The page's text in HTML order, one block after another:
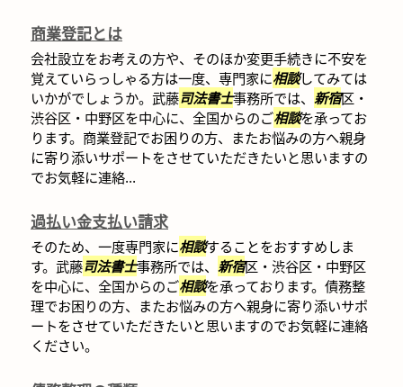
商業登記とは
会社設立をお考えの方や、そのほか変更手続きに不安を
覚えていらっしゃる方は一度、専門家に相談してみては
いかがでしょうか。武藤司法書士事務所では、 新宿区・
渋谷区・中野区を中心に、全国からのご相談を承ってお
ります。商業登記でお困りの方、またお悩みの方へ親身
に寄り添いサポートをさせていただきたいと思いますの
でお気軽に連絡...
過払い金支払い請求
そのため、一度専門家に相談することをおすすめしま
す。武藤司法書士事務所では、 新宿区・渋谷区・中野区
を中心に、全国からのご相談を承っております。債務整
理でお困りの方、またお悩みの方へ親身に寄り添いサポ
ートをさせていただきたいと思いますのでお気軽に連絡
ください。